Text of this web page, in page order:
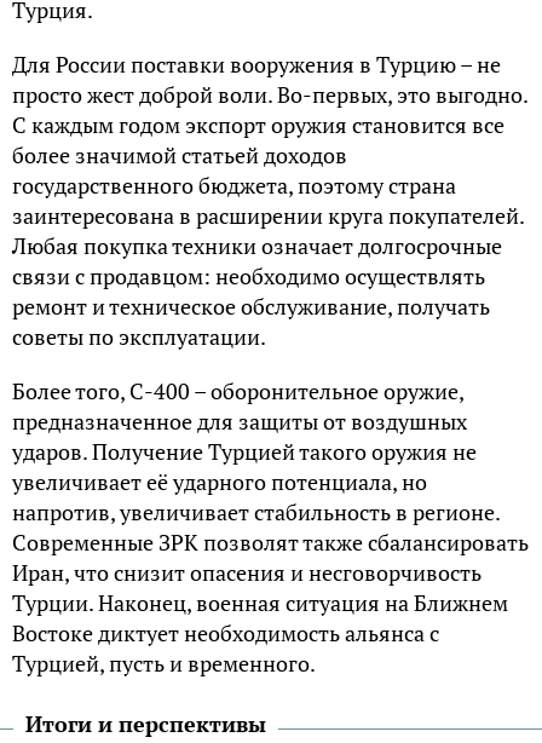
Турция.
Для России поставки вооружения в Турцию – не
просто жест доброй воли. Во-первых, это выгодно.
С каждым годом экспорт оружия становится все
более значимой статьей доходов
государственного бюджета, поэтому страна
заинтересована в расширении круга покупателей.
Любая покупка техники означает долгосрочные
связи с продавцом: необходимо осуществлять
ремонт и техническое обслуживание, получать
советы по эксплуатации.
Более того, С-400 – оборонительное оружие,
предназначенное для защиты от воздушных
ударов. Получение Турцией такого оружия не
увеличивает её ударного потенциала, но
напротив, увеличивает стабильность в регионе.
Современные ЗРК позволят также сбалансировать
Иран, что снизит опасения и несговорчивость
Турции. Наконец, военная ситуация на Ближнем
Востоке диктует необходимость альянса с
Турцией, пусть и временного.
Итоги и перспективы